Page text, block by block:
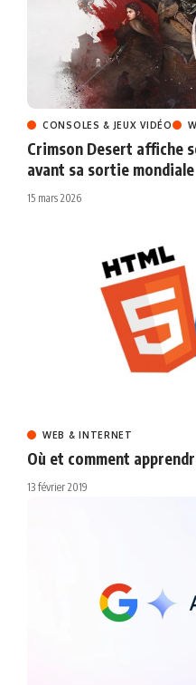
CONSOLES & JEUX VIDÉO
Crimson Desert affiche
avant sa sortie mondiale
15 mars 2026
WEB & INTERNET
Où et comment
13 février 2019